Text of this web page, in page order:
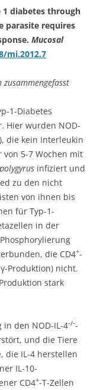
1 diabetes through
parasite requires
Mucosal
mi.2012.7
1-Diabetes
Hier wurden NOD-
die kein Interleukin
von 5-7 Wochen mit
infiziert und
zu den nicht
von ihnen bis
für Typ-1-
in der
Phosphorylierung
die CD4+-
Produktion) nicht.
stark
in den NOD-IL-4-/--
und die Tiere
die IL-4 herstellen
IL-10-
CD4+-T-Zellen